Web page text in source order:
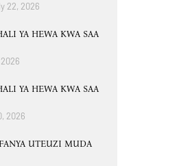
22, 2026
YA HEWA KWA SAA
YA HEWA KWA SAA
2026
UTEUZI MUDA